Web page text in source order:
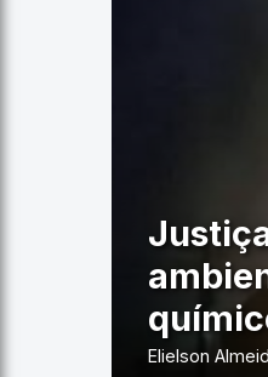
Elielson